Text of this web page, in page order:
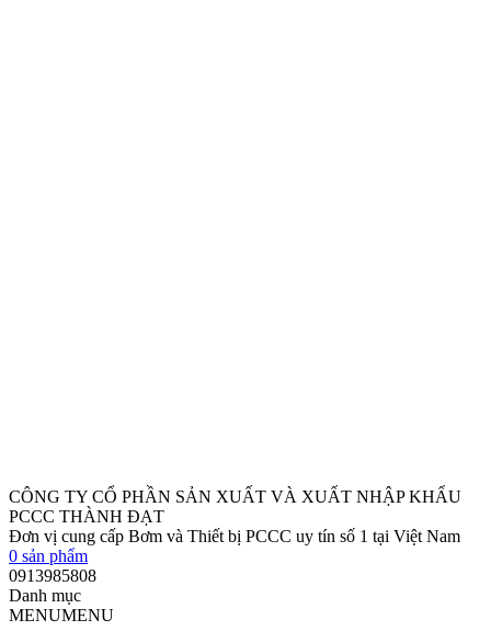
CÔNG TY CỔ PHẦN SẢN XUẤT VÀ XUẤT NHẬP KHẨU
PCCC THÀNH ĐẠT
Đơn vị cung cấp Bơm và Thiết bị PCCC uy tín số 1 tại Việt Nam
0 sản phẩm
0913985808
Danh mục
MENUMENU